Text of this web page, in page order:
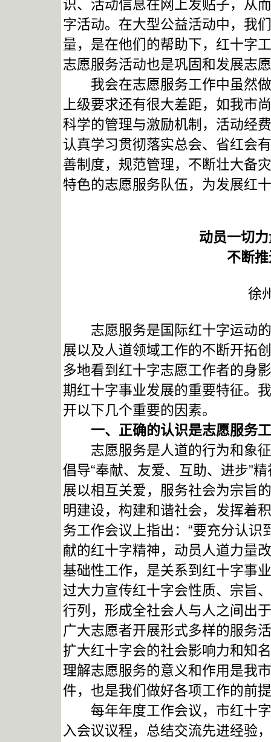
识、活动信息在网上发贴子，从
字活动。在大型公益活动中，我
量，是在他们的帮助下，红十字
志愿服务活动也是巩固和发展志
我会在志愿服务工作中虽然做
上级要求还有很大差距，如我市
科学的管理与激励机制，活动经
认真学习贯彻落实总会、省红会
善制度，规范管理，不断壮大备
特色的志愿服务队伍，为发展红
动员一切
不断
徐
志愿服务是国际红十字运动的
展以及人道领域工作的不断开拓
多地看到红十字志愿工作者的身
期红十字事业发展的重要特征。
开以下几个重要的因素。
一、正确的认识是志愿服务工
志愿服务是人道的行为和象征
倡导“奉献、友爱、互助、进步”
展以相互关爱，服务社会为宗旨
明建设，构建和谐社会，发挥着
务工作会议上指出：“要充分认
献的红十字精神，动员人道力量
基础性工作，是关系到红十字事
过大力宣传红十字会性质、宗旨
行列，形成全社会人与人之间出
广大志愿者开展形式多样的服务
扩大红十字会的社会影响力和知
理解志愿服务的意义和作用是我
件，也是我们做好各项工作的前
每年年度工作会议，市红十字
入会议议程，总结交流先进经验